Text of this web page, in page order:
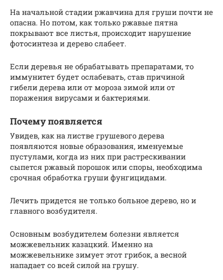
На начальной стадии ржавчина для груши почти не
опасна. Но потом, как только ржавые пятна
покрывают все листья, происходит нарушение
фотосинтеза и дерево слабеет.
Если деревья не обрабатывать препаратами, то
иммунитет будет ослабевать, став причиной
гибели дерева или от мороза зимой или от
поражения вирусами и бактериями.
Почему появляется
Увидев, как на листве грушевого дерева
появляются новые образования, именуемые
пустулами, когда из них при растрескивании
сыпется ржавый порошок или споры, необходима
срочная обработка груши фунгицидами.
Лечить придется не только больное дерево, но и
главного возбудителя.
Основным возбудителем болезни является
можжевельник казацкий. Именно на
можжевельнике зимует этот грибок, а весной
нападает со всей силой на грушу.